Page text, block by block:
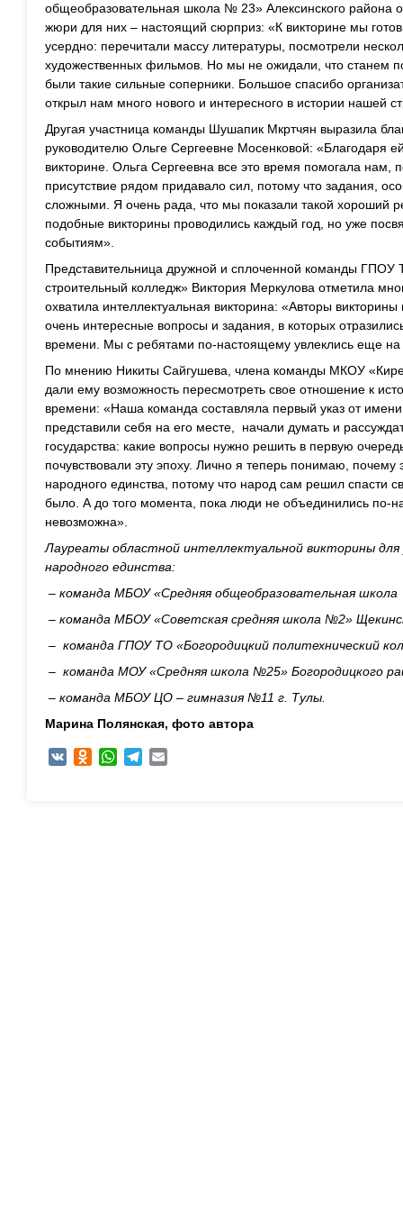
общеобразовательная школа № 23» Алексинского района
жюри для них – настоящий сюрприз: «К викторине мы
усердно: перечитали массу литературы, посмотрели
художественных фильмов. Но мы не ожидали, что станем
были такие сильные соперники. Большое спасибо
открыл нам много нового и интересного в истории нашей
Другая участница команды Шушапик Мкртчян выразила
руководителю Ольге Сергеевне Мосенковой: «Благодаря
викторине. Ольга Сергеевна все это время помогала нам,
присутствие рядом придавало сил, потому что задания,
сложными. Я очень рада, что мы показали такой хороший
подобные викторины проводились каждый год, но уже
событиям».
Представительница дружной и сплоченной команды ГПОУ
строительный колледж» Виктория Меркулова отметила
охватила интеллектуальная викторина: «Авторы
очень интересные вопросы и задания, в которых
времени. Мы с ребятами по-настоящему увлеклись еще на
По мнению Никиты Сайгушева, члена команды МКОУ
дали ему возможность пересмотреть свое отношение к
времени: «Наша команда составляла первый указ от
представили себя на его месте, начали думать и
государства: какие вопросы нужно решить в первую
почувствовали эту эпоху. Лично я теперь понимаю, почему
народного единства, потому что народ сам решил спасти
было. А до того момента, пока люди не объединились по-
невозможна».
Лауреаты областной интеллектуальной викторины
народного единства:
– команда МБОУ «Средняя общеобразовательная
– команда МБОУ «Советская средняя школа №2»
– команда ГПОУ ТО «Богородицкий политехнический
– команда МОУ «Средняя школа №25» Богородицкого
– команда МБОУ ЦО – гимназия №11 г. Тулы.
Марина Полянская, фото автора
VK Odnoklassniki
WhatsAppTelegram